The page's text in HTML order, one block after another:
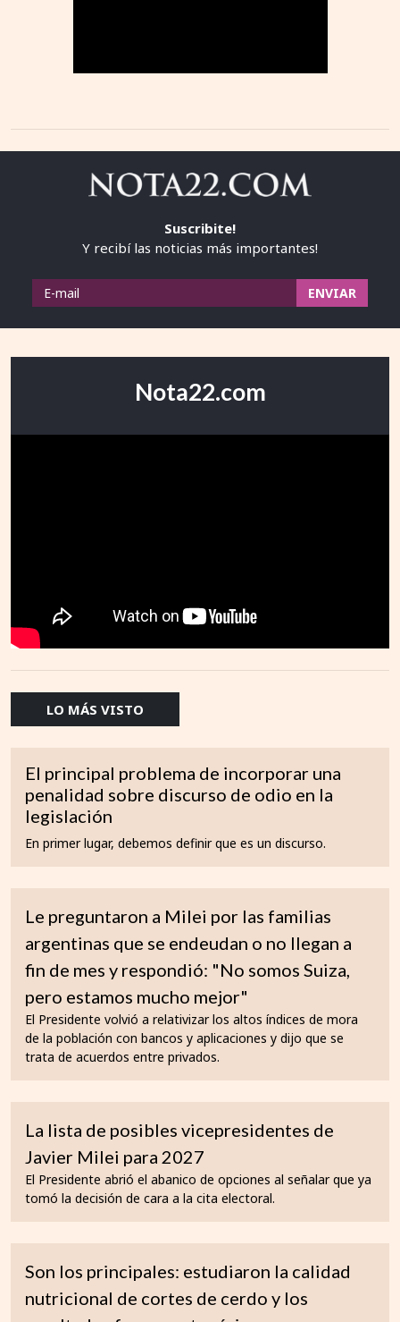
Suscribite!
Y recibí las noticias más importantes!
Nota22.com
LO MÁS VISTO
El principal problema de incorporar una
penalidad sobre discurso de odio en la
legislación
En primer lugar, debemos definir que es un discurso.
Le preguntaron a Milei por las familias
argentinas que se endeudan o no llegan a
fin de mes y respondió: "No somos Suiza,
pero estamos mucho mejor"
El Presidente volvió a relativizar los altos índices de mora
de la población con bancos y aplicaciones y dijo que se
trata de acuerdos entre privados.
La lista de posibles vicepresidentes de
Javier Milei para 2027
El Presidente abrió el abanico de opciones al señalar que ya
tomó la decisión de cara a la cita electoral.
Son los principales: estudiaron la calidad
nutricional de cortes de cerdo y los